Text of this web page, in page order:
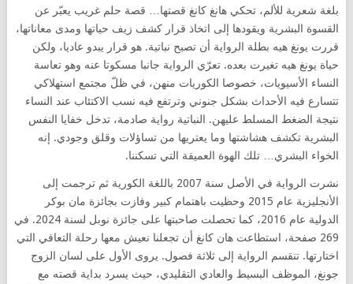
بلغة شعرية للألم، تحكي هانغ كانغ قصتها… قصة حلم غريب يعبّر عن
القسوة البشرية ويقودها إلى اتخاذ قرار كشف زيف حياتها ومدى معاناتها،
قررت يونغ هيه بطلة الرواية أن تصبح نباتية. هو قرار يبدو عاديا، ولكن
حياة يونغ هيه تغيرت بعده. تعرّي الرواية جانبا مسكوتا عنه وهو تعاسة
النساء الأسيويات، خصوصا الكوريات منهن، في ظلّ مجتمع استهلاكي
تتسارع فيه الأحداث بشكل جنوني وترتفع فيه نسب الاكتئاب عند النساء
نتيجة الضغط المسلط عليهن. النباتية رواية صادمة، تدخل خفايا النفس
البشرية تكشف هشاشتها وما يعتريها من تساؤلات وقلق وجودي. إنه
الخواء البشري… تلك الهوة العميقة التي تسكننا.
نشرت الرواية في الأصل سنة 2007 باللغة الكورية ثم ترجمت إلى
الأنجليزية عام 2015 وحظيت باهتمام كبير وفازت بجائزة مان بوكر
الدولية عام 2016، كما تحصلت صاحبتها على جائزة نوبل لسنة 2024. في
269 صفحة، استطاعت هان كانغ أن تجعلنا نعيش معها رحلة التعافي التي
اختارتها. تنقسم الرواية إلى ثلاثة فصول. يروى الأول على لسان الزوج
جونغ، الموظف البسيط والعادي التقليدي، حيث يسرد بداية قصته مع